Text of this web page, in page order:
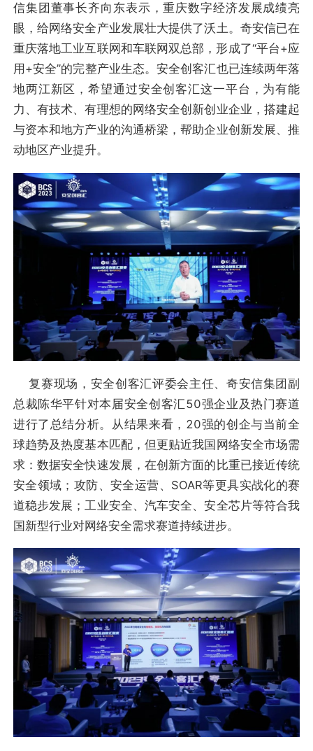
信集团董事长齐向东表示，重庆数字经济发展成绩亮
眼，给网络安全产业发展壮大提供了沃土。奇安信已在
重庆落地工业互联网和车联网双总部，形成了“平台+应
用+安全”的完整产业生态。安全创客汇也已连续两年落
地两江新区，希望通过安全创客汇这一平台，为有能
力、有技术、有理想的网络安全创新创业企业，搭建起
与资本和地方产业的沟通桥梁，帮助企业创新发展、推
动地区产业提升。
复赛现场，安全创客汇评委会主任、奇安信集团副
总裁陈华平针对本届安全创客汇50强企业及热门赛道
进行了总结分析。从结果来看，20强的创企与当前全
球趋势及热度基本匹配，但更贴近我国网络安全市场需
求：数据安全快速发展，在创新方面的比重已接近传统
安全领域；攻防、安全运营、SOAR等更具实战化的赛
道稳步发展；工业安全、汽车安全、安全芯片等符合我
国新型行业对网络安全需求赛道持续进步。